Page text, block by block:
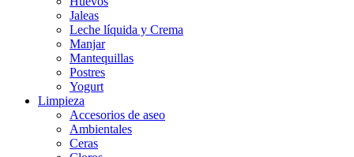
Jaleas
Leche líquida y Crema
Manjar
Mantequillas
Postres
Yogurt
Limpieza
Accesorios de aseo
Ambientales
Ceras